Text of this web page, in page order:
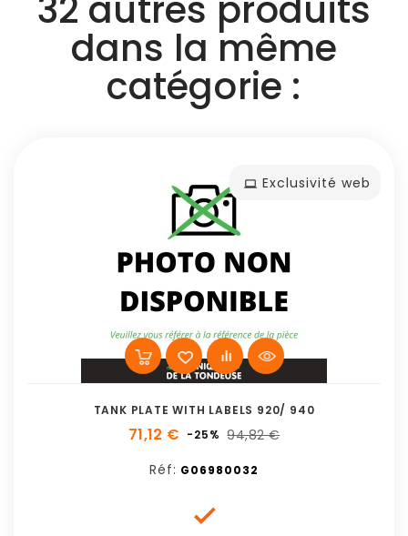
dans la même
catégorie :
Exclusivité web
TANK PLATE WITH LABELS 920/ 940
71,12 € -25% 94,82 €
Réf: G06980032
